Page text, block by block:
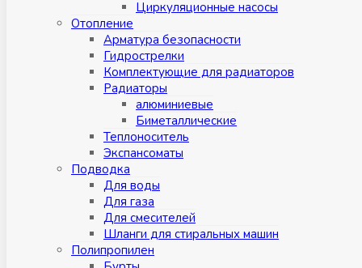
Циркуляционные насосы
Отопление
Арматура безопасности
Гидрострелки
Комплектующие для радиаторов
Радиаторы
алюминиевые
Биметаллические
Теплоноситель
Экспансоматы
Подводка
Для воды
Для газа
Для смесителей
Шланги для стиральных машин
Полипропилен